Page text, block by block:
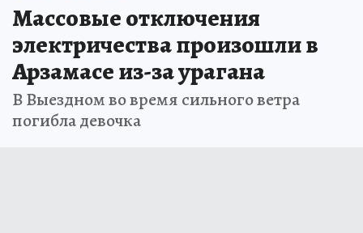
Массовые отключения
электричества произошли в
Арзамасе из-за урагана
В Выездном во время сильного ветра
погибла девочка